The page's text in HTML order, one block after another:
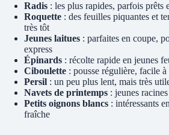
Radis : les plus rapides, parfois prêts
Roquette : des feuilles piquantes et
très tôt
Jeunes laitues : parfaites en coupe,
express
Épinards : récolte rapide en jeunes
Ciboulette : pousse régulière, facile
Persil : un peu plus lent, mais très
Navets de printemps : jeunes
Petits oignons blancs : intéressants
fraîche